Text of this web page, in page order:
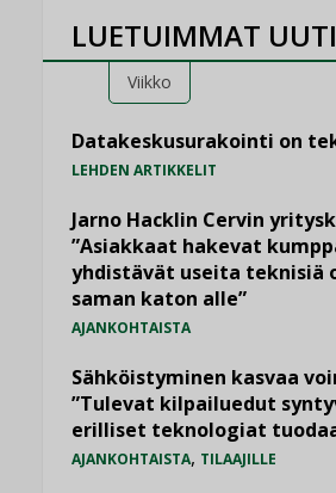
LUETUIMMAT
Viikko
Datakeskusurakointi on
LEHDEN ARTIKKELIT
Jarno Hacklin Cervin
”Asiakkaat hakevat
yhdistävät useita teknisiä
saman katon alle”
AJANKOHTAISTA
Sähköistyminen kasvaa
”Tulevat kilpailuedut
erilliset teknologiat
AJANKOHTAISTA, TILAAJILLE